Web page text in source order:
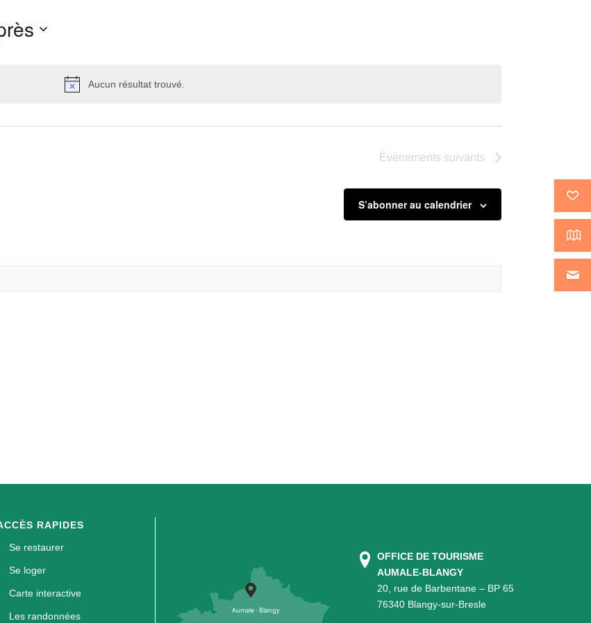
Aucun résultat trouvé.
Évènements suivants
S’abonner au calendrier
RAPIDES
Se restaurer
Se loger
Carte interactive
Les randonnées
OFFICE DE TOURISME
AUMALE-BLANGY
20, rue de Barbentane – BP 65
76340 Blangy-sur-Bresle